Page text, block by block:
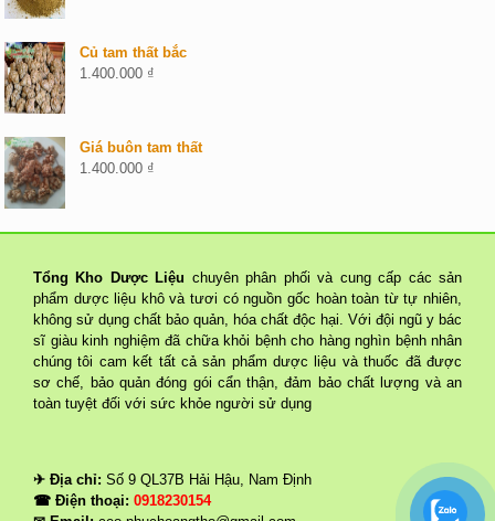
Củ tam thất bắc
1.400.000 ₫
Giá buôn tam thất
1.400.000 ₫
Tổng Kho Dược Liệu chuyên phân phối và cung cấp các sản
phẩm dược liệu khô và tươi có nguồn gốc hoàn toàn từ tự nhiên,
không sử dụng chất bảo quản, hóa chất độc hại. Với đội ngũ y bác
sĩ giàu kinh nghiệm đã chữa khỏi bệnh cho hàng nghìn bệnh nhân
chúng tôi cam kết tất cả sản phẩm dược liệu và thuốc đã được
sơ chế, bảo quản đóng gói cẩn thận, đảm bảo chất lượng và an
toàn tuyệt đối với sức khỏe người sử dụng
✈ Địa chỉ: Số 9 QL37B Hải Hậu, Nam Định
☎ Điện thoại: 0918230154